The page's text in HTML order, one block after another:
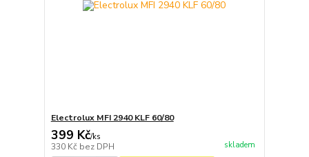
Electrolux MFI 2940 KLF 60/80
399 Kč/ks
330 Kč bez DPH skladem